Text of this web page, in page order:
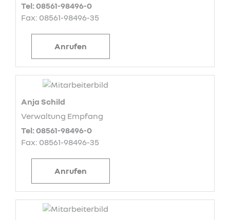
Tel: 08561-98496-0
Fax: 08561-98496-35
Anrufen
Anja Schild
Verwaltung Empfang
Tel: 08561-98496-0
Fax: 08561-98496-35
Anrufen